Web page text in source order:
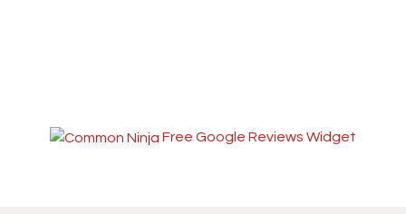
Free Google Reviews Widget